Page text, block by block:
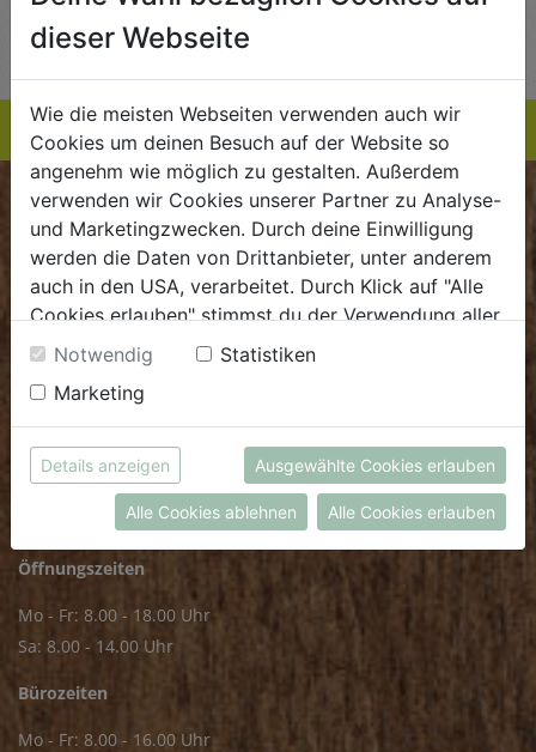
EINKAUFSLISTE
BIOKISTE
Kundenservice
Mo - Do: 8.00 - 16.00 Uhr
Fr: 8.00 - 15.00 Uhr
.dieBiokiste@biohof.at
T.+43 7272 2597
FRISCHMARKT
Öffnungszeiten
Mo - Fr: 8.00 - 18.00 Uhr
Sa: 8.00 - 14.00 Uhr
Bürozeiten
Mo - Fr: 8.00 - 16.00 Uhr
dieser Webseite
Wie die meisten Webseiten verwenden auch wir
Cookies um deinen Besuch auf der Website so
angenehm wie möglich zu gestalten. Außerdem
verwenden wir Cookies unserer Partner zu Analyse-
und Marketingzwecken. Durch deine Einwilligung
werden die Daten von Drittanbieter, unter anderem
auch in den USA, verarbeitet. Durch Klick auf "Alle
Cookies erlauben" stimmst du der Verwendung aller
Cookies zu. Unter "Details anzeigen" findest du alle
Infos zu den unterschiedlichen Cookies, du kannst
auch entscheiden, welche Cookies du erlauben
möchtest.
Weitere Informationen findest du in unserer
Datenschutzerklärung
bzw. imImpressum
Notwendig
Statistiken
Marketing
Details anzeigen Ausgewählte Cookies erlauben
Alle Cookies ablehnen Alle Cookies erlauben